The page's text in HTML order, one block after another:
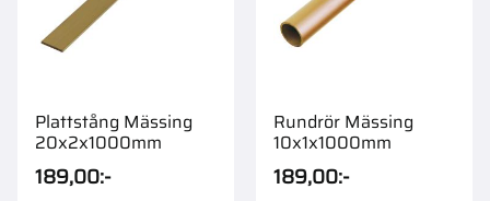
Plattstång Mässing
20x2x1000mm
189,00:-
Rundrör Mässing
10x1x1000mm
189,00:-